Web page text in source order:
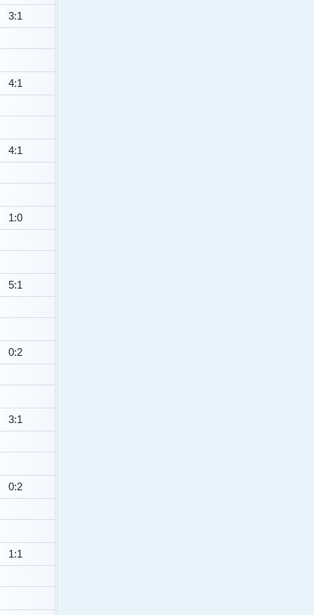
3:1
4:1
4:1
1:0
5:1
0:2
3:1
0:2
1:1